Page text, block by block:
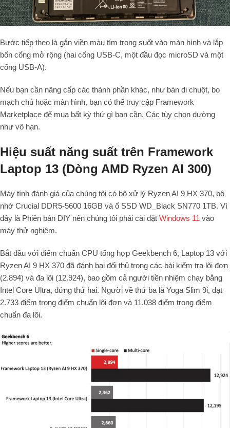
Bước tiếp theo là gắn viền màu tím trong suốt vào màn hình và lắp
bốn cổng mở rộng (hai cổng USB-C, một đầu đọc microSD và một
cổng USB-A).
Nếu bạn cần nâng cấp các thành phần khác, như bàn di chuột, bo
mạch chủ hoặc màn hình, bạn có thể truy cập Framework
Marketplace để mua bất kỳ thứ gì bạn cần. Các tùy chọn dường
như vô hạn.
Hiệu suất năng suất trên Framework
Laptop 13 (Dòng AMD Ryzen AI 300)
Máy tính đánh giá của chúng tôi có bộ xử lý Ryzen AI 9 HX 370, bộ
nhớ Crucial DDR5-5600 16GB và ổ SSD WD_Black SN770 1TB. Vì
đây là Phiên bản DIY nên chúng tôi phải cài đặt Windows 11 vào
máy thử nghiệm.
Bắt đầu với điểm chuẩn CPU tổng hợp Geekbench 6, Laptop 13 với
Ryzen AI 9 HX 370 đã đánh bại đối thủ trong các bài kiểm tra lõi đơn
(2.894) và đa lõi (12.924), bao gồm cả người tiền nhiệm chạy bằng
Intel Core Ultra, đứng thứ hai. Người về thứ ba là Yoga Slim 9i, đạt
2.733 điểm trong điểm chuẩn lõi đơn và 11.038 điểm trong điểm
chuẩn đa lõi.